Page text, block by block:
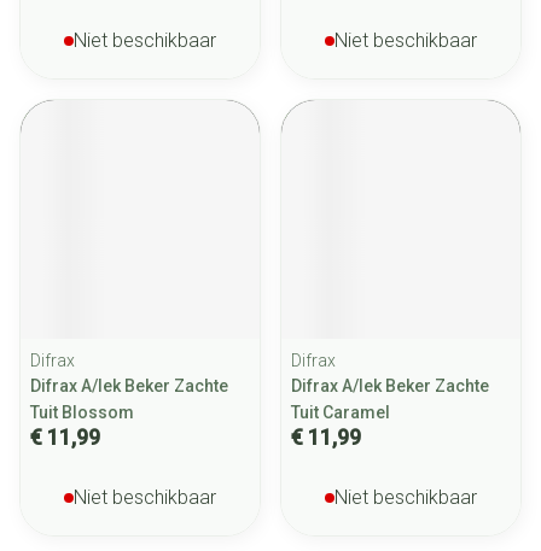
Niet beschikbaar Niet beschikbaar
Difrax
Difrax A/lek Beker Zachte
Tuit Blossom
€ 11,99
Niet beschikbaar
Difrax
Difrax A/lek Beker Zachte
Tuit Caramel
€ 11,99
Niet beschikbaar